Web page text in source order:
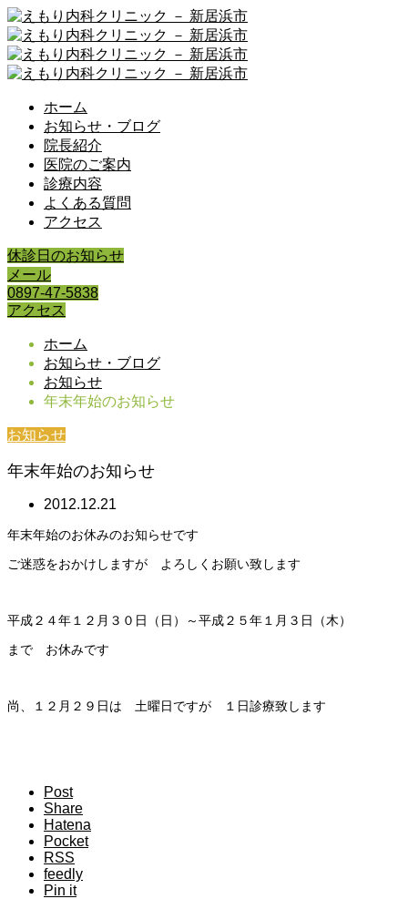
ホーム
お知らせ・ブログ
院長紹介
医院のご案内
診療内容
よくある質問
アクセス
休診日のお知らせ
メール
0897-47-5838
アクセス
ホーム
お知らせ・ブログ
お知らせ
年末年始のお知らせ
お知らせ
年末年始のお知らせ
2012.12.21
年末年始のお休みのお知らせです
ご迷惑をおかけしますが よろしくお願い致します
平成２４年１２月３０日（日）～平成２５年１月３日（木）
まで お休みです
尚、１２月２９日は 土曜日ですが １日診療致します
Post
Share
Hatena
Pocket
RSS
feedly
Pin it